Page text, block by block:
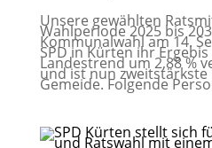
Unsere gewählten
Wahlperiode 2025 bis
Kommunalwahl am 14.
SPD in Kürten ihr
Landestrend um 2,88 %
und ist nun
Gemeide. Folgende